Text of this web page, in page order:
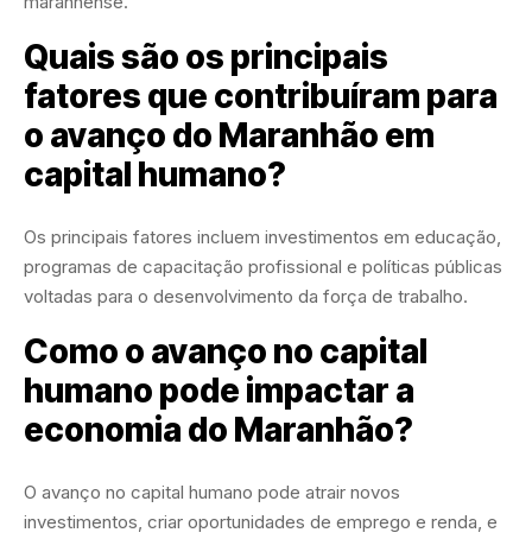
Quais são os principais
fatores que contribuíram para
o avanço do Maranhão em
capital humano?
Os principais fatores incluem investimentos em educação,
programas de capacitação profissional e políticas públicas
voltadas para o desenvolvimento da força de trabalho.
Como o avanço no capital
humano pode impactar a
economia do Maranhão?
O avanço no capital humano pode atrair novos
investimentos, criar oportunidades de emprego e renda, e